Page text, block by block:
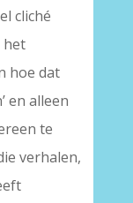
cliché
het
hoe dat
en alleen
te
verhalen,